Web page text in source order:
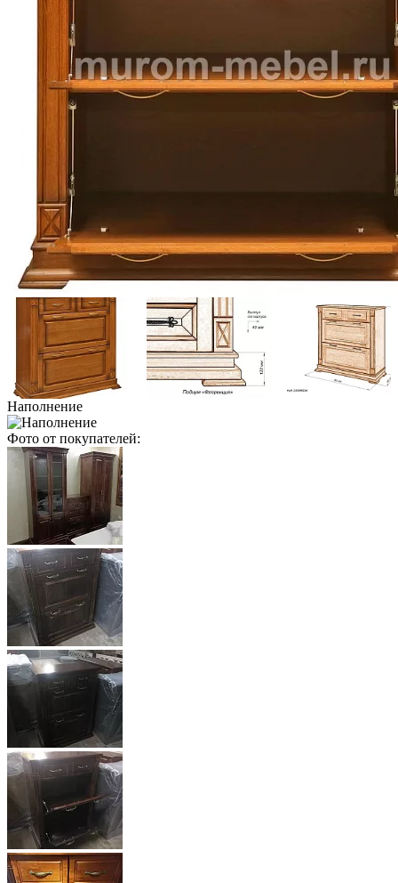
Наполнение
Фото от покупателей: